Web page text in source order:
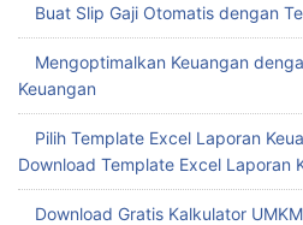
Buat Slip Gaji Otomatis dengan
Mengoptimalkan Keuangan
Keuangan
Pilih Template Excel Laporan
Download Template Excel Laporan
Download Gratis Kalkulator